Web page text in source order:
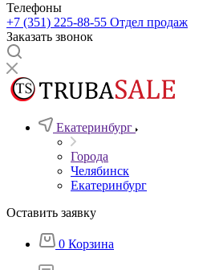
Телефоны
+7 (351) 225-88-55 Отдел продаж
Заказать звонок
Екатеринбург
Города
Челябинск
Екатеринбург
Оставить заявку
0 Корзина